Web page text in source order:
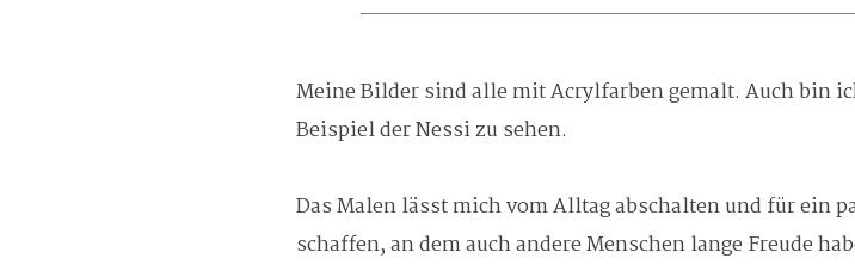
Meine Bilder sind alle mit Acrylfarben gemalt. Auch bin
Beispiel der Nessi zu sehen.
Das Malen lässt mich vom Alltag abschalten und für ein
schaffen, an dem auch andere Menschen lange Freude